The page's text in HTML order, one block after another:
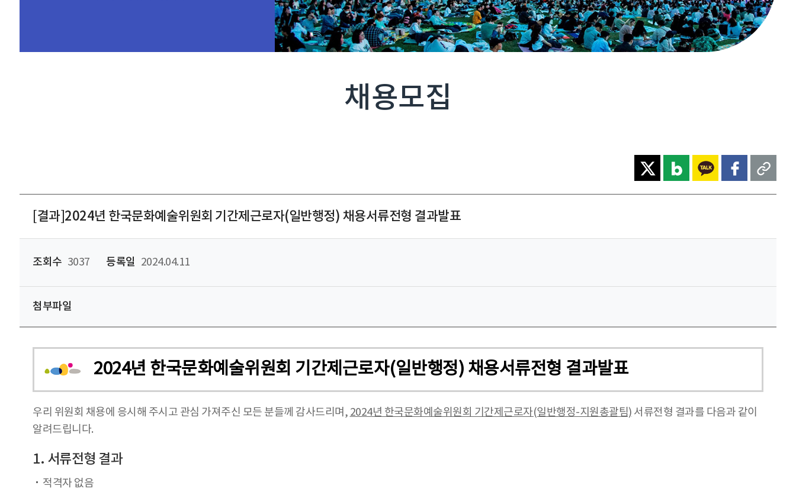
채용모집
[결과]2024년 한국문화예술위원회 기간제근로자(일반행정) 채용서류전형 결과발표
조회수 3037 등록일 2024.04.11
첨부파일
2024년 한국문화예술위원회 기간제근로자(일반행정) 채용서류전형 결과발표
우리 위원회 채용에 응시해 주시고 관심 가져주신 모든 분들께 감사드리며, 2024년 한국문화예술위원회 기간제근로자(일반행정-지원총괄팀) 서류전형 결과를 다음과 같이
알려드립니다.
1. 서류전형 결과
적격자 없음